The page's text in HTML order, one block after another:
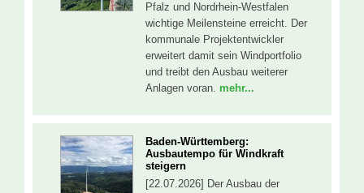
Pfalz und Nordrhein-Westfalen
wichtige Meilensteine erreicht. Der
kommunale Projektentwickler
erweitert damit sein Windportfolio
und treibt den Ausbau weiterer
Anlagen voran. mehr...
Baden-Württemberg:
Ausbautempo für Windkraft
steigern
[22.07.2026] Der Ausbau der